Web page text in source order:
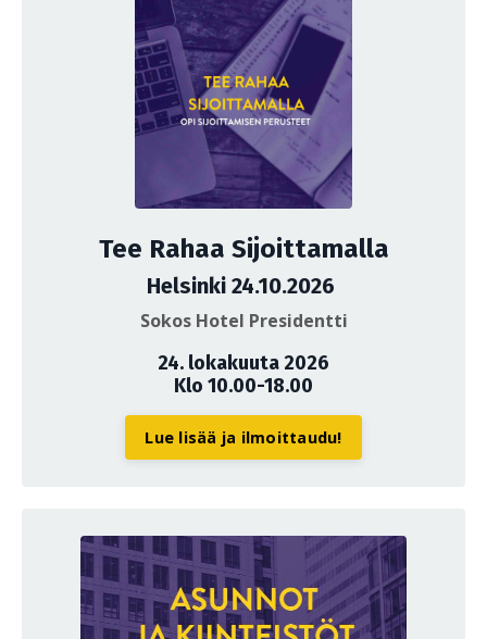
Tee Rahaa Sijoittamalla
Helsinki 24.10.2026
Sokos Hotel Presidentti
24. lokakuuta 2026
Klo 10.00-18.00
Lue lisää ja ilmoittaudu!